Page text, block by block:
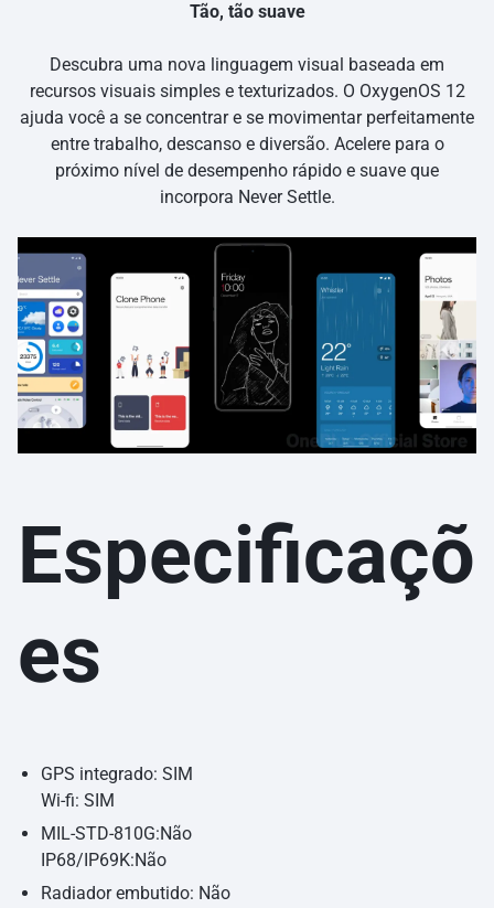
Tão, tão suave
Descubra uma nova linguagem visual baseada em
recursos visuais simples e texturizados. O OxygenOS 12
ajuda você a se concentrar e se movimentar perfeitamente
entre trabalho, descanso e diversão. Acelere para o
próximo nível de desempenho rápido e suave que
incorpora Never Settle.
Especificaçõ
es
GPS integrado: SIM
Wi-fi: SIM
MIL-STD-810G:Não
IP68/IP69K:Não
Radiador embutido: Não